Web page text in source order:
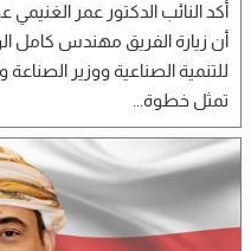
أكد النائب الدكتور عمر
أن زيارة الفريق مهندس كامل
للتنمية الصناعية ووزير
تمثل خطوة...